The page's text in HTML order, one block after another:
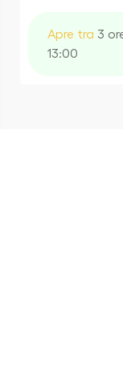
Apre tra 3
13:00